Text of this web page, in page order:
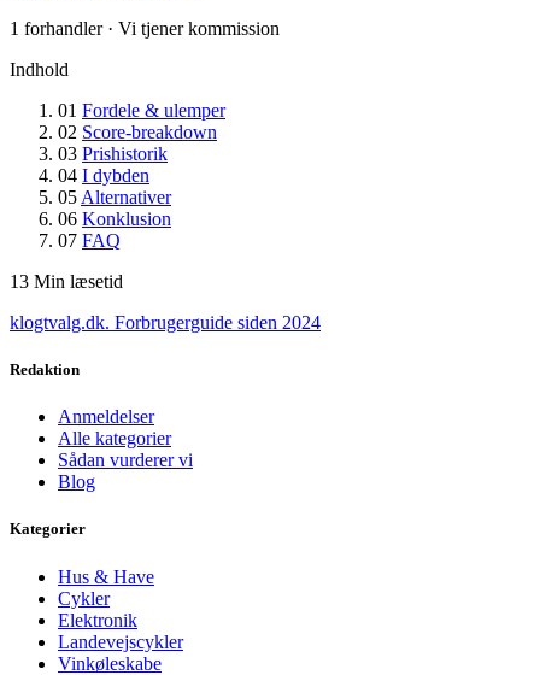
1 forhandler · Vi tjener kommission
Indhold
01 Fordele & ulemper
02 Score-breakdown
03 Prishistorik
04 I dybden
05 Alternativer
06 Konklusion
07 FAQ
13 Min læsetid
klogtvalg.dk. Forbrugerguide siden 2024
Redaktion
Anmeldelser
Alle kategorier
Sådan vurderer vi
Blog
Kategorier
Hus & Have
Cykler
Elektronik
Landevejscykler
Vinkøleskabe